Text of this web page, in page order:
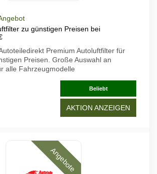
zu günstigen Preisen bei
Premium Autoluftfilter für
Preisen. Große Auswahl an
alle Fahrzeugmodelle
Beliebt
AKTION ANZEIGEN
Angebote